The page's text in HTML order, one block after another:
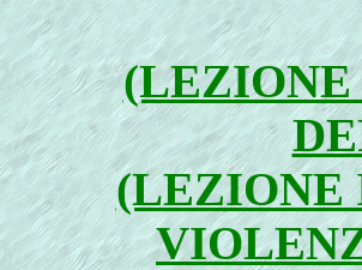
(LEZIONE
(LEZIONE